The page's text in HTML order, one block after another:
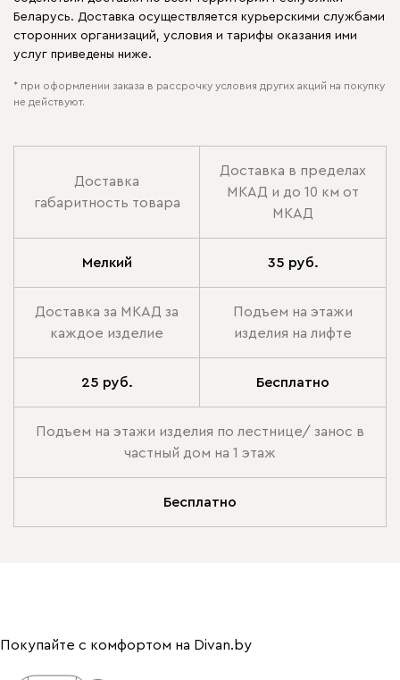
Беларусь. Доставка осуществляется курьерскими службами
сторонних организаций, условия и тарифы оказания ими
услуг приведены ниже.
* при оформлении заказа в рассрочку условия других акций на покупку
не действуют.
Доставка
габаритность товара
Доставка в пределах
МКАД и до 10 км от
МКАД
Мелкий 35 руб.
Доставка за МКАД за
каждое изделие
Подъем на этажи
изделия на лифте
25 руб. Бесплатно
Подъем на этажи изделия по лестнице/ занос в
частный дом на 1 этаж
Бесплатно
Покупайте с комфортом на Divan.by